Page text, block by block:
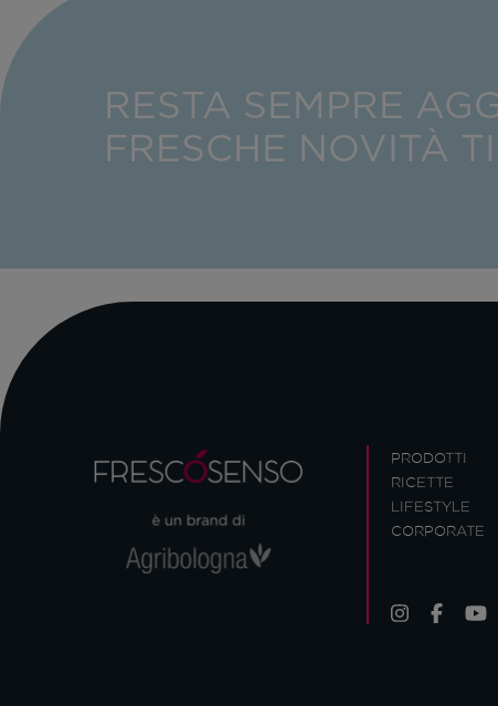
RESTA SEMPRE
FRESCHE NOVITÀ
PRODOTTI
RICETTE
LIFESTYLE
CORPORATE